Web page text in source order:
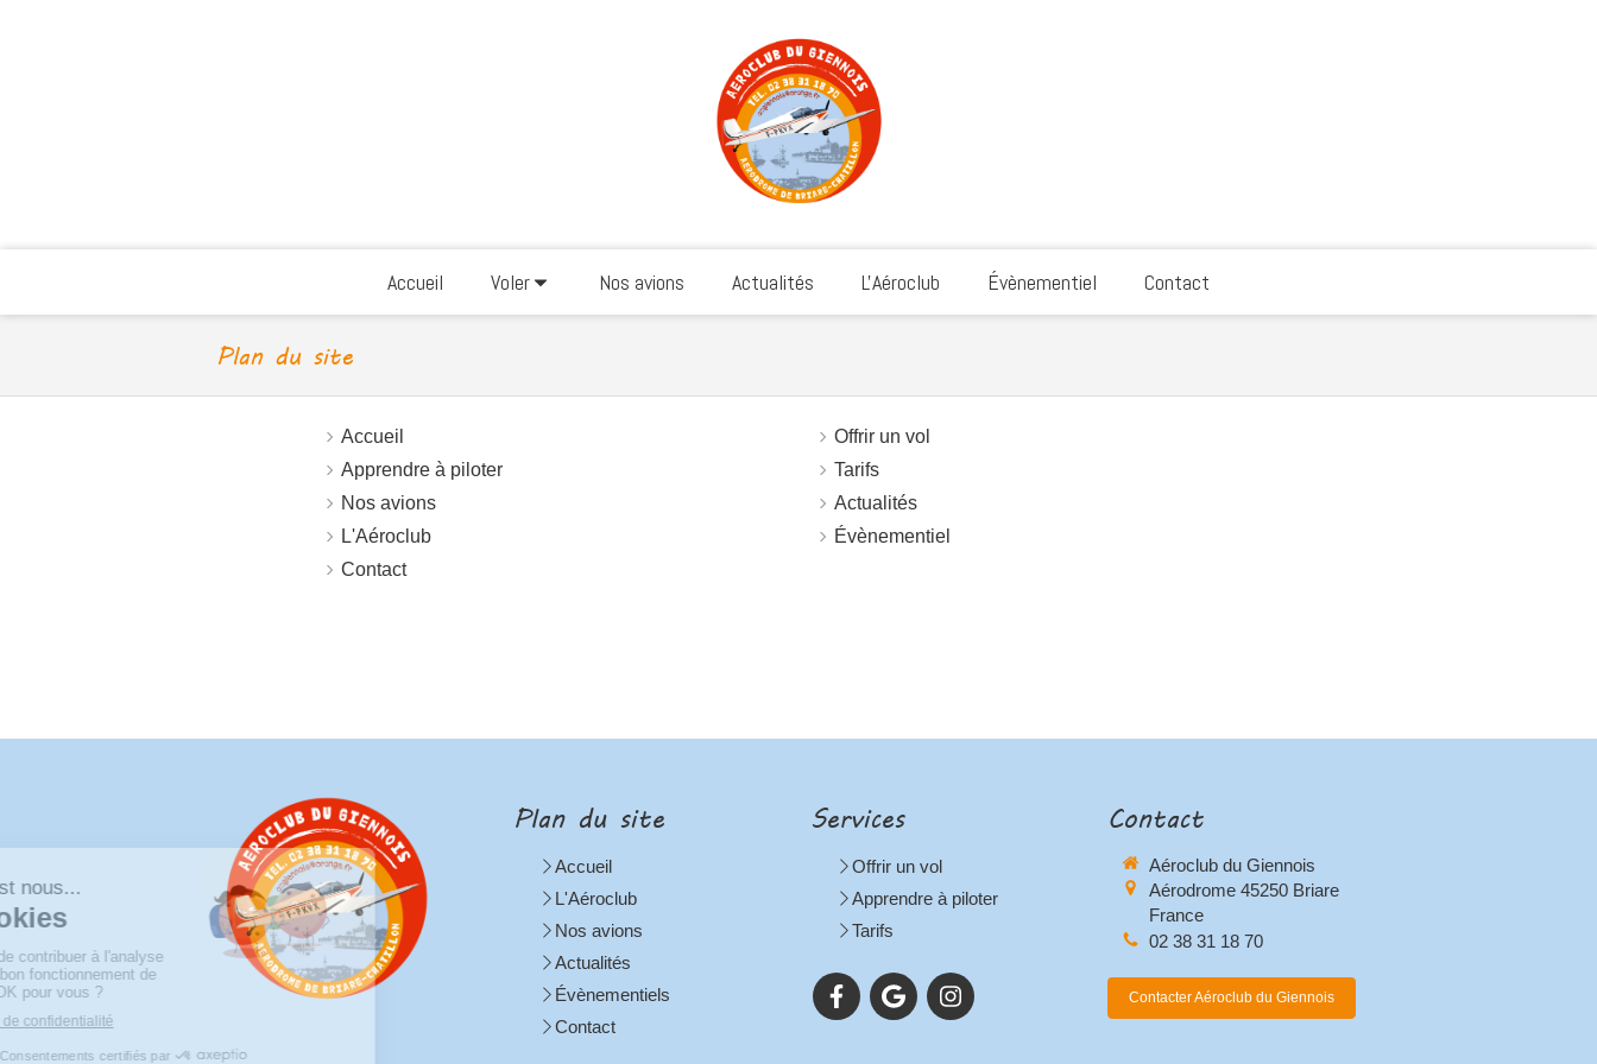
Accueil Voler Nos avions Actualités L'Aéroclub Évènementiel Contact
Plan du site
Accueil
Offrir un vol
Apprendre à piloter
Tarifs
Nos avions
Actualités
L'Aéroclub
Évènementiel
Contact
Plan du site
Accueil
L'Aéroclub
Nos avions
Actualités
Évènementiels
Contact
Services
Offrir un vol
Apprendre à piloter
Tarifs
Contact
Aéroclub du Giennois
Aérodrome 45250 Briare
France
02 38 31 18 70
Contacter Aéroclub du Giennois